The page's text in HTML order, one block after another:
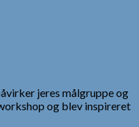
jeres målgruppe og
og blev inspireret